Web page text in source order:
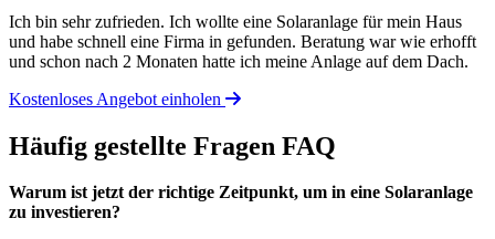
Ich bin sehr zufrieden. Ich wollte eine Solaranlage für mein Haus
und habe schnell eine Firma in gefunden. Beratung war wie erhofft
und schon nach 2 Monaten hatte ich meine Anlage auf dem Dach.
Kostenloses Angebot einholen
Häufig gestellte Fragen FAQ
Warum ist jetzt der richtige Zeitpunkt, um in eine Solaranlage
zu investieren?